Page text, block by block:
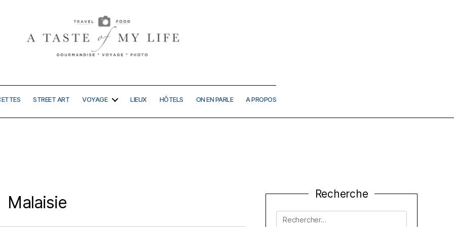
of
mySTREET ART VOYAGE LIEUX HÔTELS ON EN PARLE A PROPOS
Malaisie Recherche
Rechercher :